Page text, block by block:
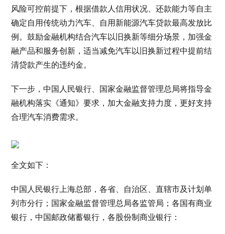
风险可控前提下，根据借款人信用状况、还款能力等自主
确定自用传统动力汽车、自用新能源汽车贷款最高发放比
例。鼓励金融机构结合汽车以旧换新等细分场景，加强金
融产品和服务创新，适当减免汽车以旧换新过程中提前结
清贷款产生的违约金。
下一步，中国人民银行、国家金融监督管理总局将指导金
融机构落实《通知》要求，加大金融支持力度，更好支持
合理汽车消费需求。
全文如下：
中国人民银行上海总部，各省、自治区、直辖市及计划单
列市分行；国家金融监督管理总局各监管局；各国有商业
银行，中国邮政储蓄银行，各股份制商业银行：